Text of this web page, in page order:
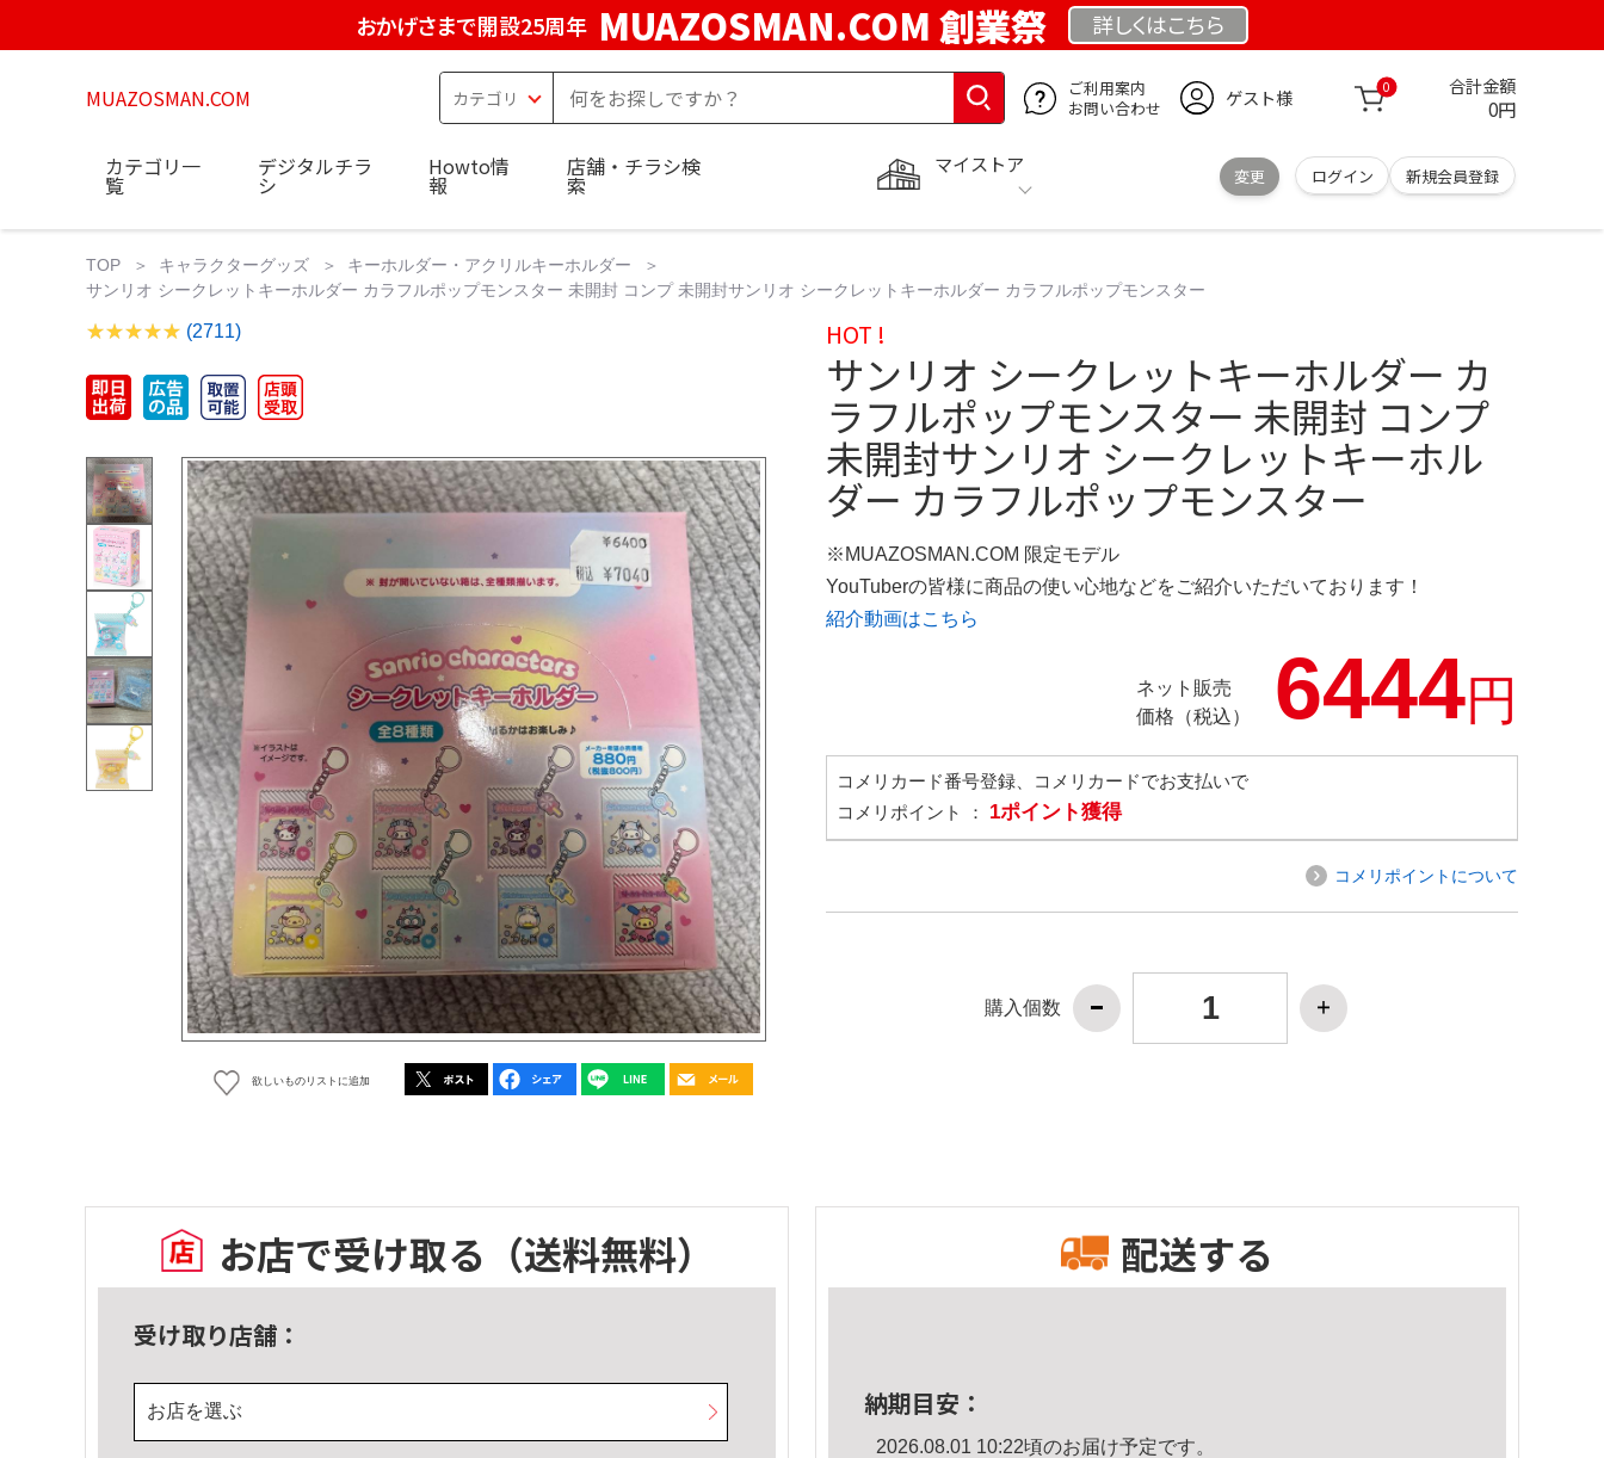
おかげさまで開設25周年 MUAZOSMAN.COM 創業祭 詳しくはこちら
MUAZOSMAN.COM
ご利用案内
お問い合わせ
ゲスト様 0 合計金額
0円
マイストア
変更 ログイン 新規会員登録
カテゴリ一
覧
デジタルチラ
シ
Howto情
報
店舗・チラシ検
索
TOP キャラクターグッズ
キーホルダー・アクリルキーホルダー
サンリオ シークレットキーホルダー カラフルポップモンスター 未開封 コンプ 未開封サンリオ シークレットキーホルダー カラフルポップモンスター
(2711)
欲しいものリストに追加
HOT !
サンリオ シークレットキーホルダー カ
ラフルポップモンスター 未開封 コンプ
未開封サンリオ シークレットキーホル
ダー カラフルポップモンスター
※MUAZOSMAN.COM 限定モデル
YouTuberの皆様に商品の使い心地などをご紹介いただいております！
紹介動画はこちら
ネット販売
価格（税込）
6444円
コメリカード番号登録、コメリカードでお支払いで
コメリポイント ： 1ポイント獲得
コメリポイントについて
購入個数
お店で受け取る （送料無料）
受け取り店舗：
お店を選ぶ
配送する
納期目安：
2026.08.01 10:22頃のお届け予定です。